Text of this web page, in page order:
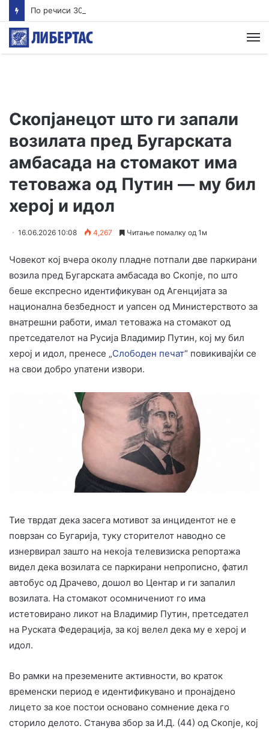
Скопјанецот што ги запали
возилата пред Бугарската
амбасада на стомакот има
тетоважа од Путин — му бил
херој и идол
16.06.2026 10:08 4,267 Читање помалку од 1м
Човекот кој вчера околу пладне потпали две паркирани
возила пред Бугарската амбасада во Скопје, по што
беше експресно идентификуван од Агенцијата за
национална безбедност и уапсен од Министерството за
внатрешни работи, имал тетоважа на стомакот од
претседателот на Русија Владимир Путин, кој му бил
херој и идол, пренесе „Слободен печат“ повикивајќи се
на свои добро упатени извори.
Тие тврдат дека засега мотивот за инцидентот не е
поврзан со Бугарија, туку сторителот наводно се
изнервирал зашто на некоја телевизиска репортажа
видел дека возилата се паркирани непрописно, фатил
автобус од Драчево, дошол во Центар и ги запалил
возилата. На стомакот осомничениот го има
истетовирано ликот на Владимир Путин, претседател
на Руската Федерација, за кој велел дека му е херој и
идол.
Во рамки на преземените активности, во краток
временски период е идентификувано и пронајдено
лицето за кое постои основано сомнение дека го
сторило делото. Станува збор за И.Д. (44) од Скопје, кој